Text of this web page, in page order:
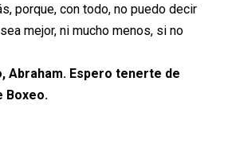
porque, con todo, no puedo decir
mejor, ni mucho menos, si no
Abraham. Espero tenerte de
Boxeo.